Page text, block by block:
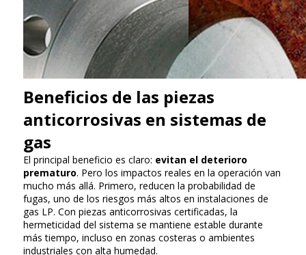
Beneficios de las piezas
anticorrosivas en sistemas de
gas
El principal beneficio es claro: evitan el deterioro
prematuro. Pero los impactos reales en la operación van
mucho más allá. Primero, reducen la probabilidad de
fugas, uno de los riesgos más altos en instalaciones de
gas LP. Con piezas anticorrosivas certificadas, la
hermeticidad del sistema se mantiene estable durante
más tiempo, incluso en zonas costeras o ambientes
industriales con alta humedad.